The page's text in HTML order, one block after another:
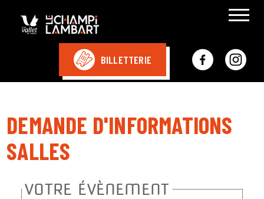
BILLETTERIE
DEMANDE D'INFORMATIONS
SALLES
VOTRE ÉVÈNEMENT